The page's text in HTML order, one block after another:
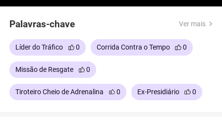
Palavras-chave Ver mais
Líder do Tráfico 0 Corrida Contra o Tempo 0
Missão de Resgate 0
Tiroteiro Cheio de Adrenalina 0 Ex-Presidiário 0